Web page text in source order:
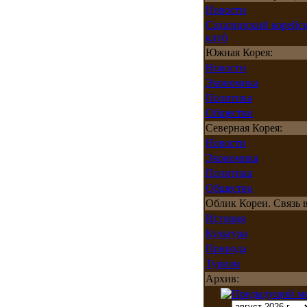
Новости
Сахалинский
клуб
Южная Корея:
Новости
Экономика
Политика
Общество
Северная Корея:
Новости
Экономика
Политика
Общество
Облик Кореи. Связь
История
Культура
Природа
Туризм
Архив: